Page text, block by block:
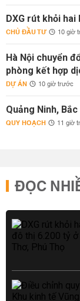
DXG rút khỏi hai
CHỦ ĐẦU TƯ 10 giờ
Hà Nội chuyển
phòng kết hợp
DỰ ÁN 10 giờ trước
Quảng Ninh,
QUY HOẠCH 11 giờ
ĐỌC